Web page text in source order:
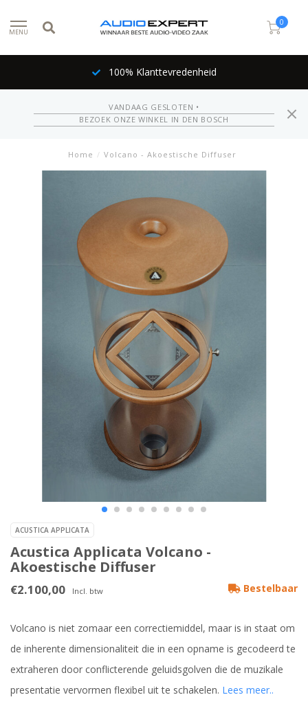
MENU
0
100% Klanttevredenheid
VANDAAG GESLOTEN •
BEZOEK ONZE WINKEL IN DEN BOSCH
Home / Volcano - Akoestische Diffuser
ACUSTICA APPLICATA
Acustica Applicata Volcano -
Akoestische Diffuser
€2.100,00 Incl. btw Bestelbaar
Volcano is niet zomaar een correctiemiddel, maar is in staat om
de inherente dimensionaliteit die in een opname is gecodeerd te
extraheren door conflicterende geluidsgolven die de muzikale
presentatie vervormen flexibel uit te schakelen. Lees meer..